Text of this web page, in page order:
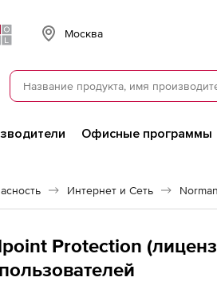
Москва
Офисные программы
Интернет и Сеть
Protection